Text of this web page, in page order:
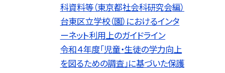
科資料等（東京都社会科研究会編）
台東区立学校（園）におけるインタ
ーネット利用上のガイドライン
令和４年度「児童・生徒の学力向上
を図るための調査」に基づいた保護